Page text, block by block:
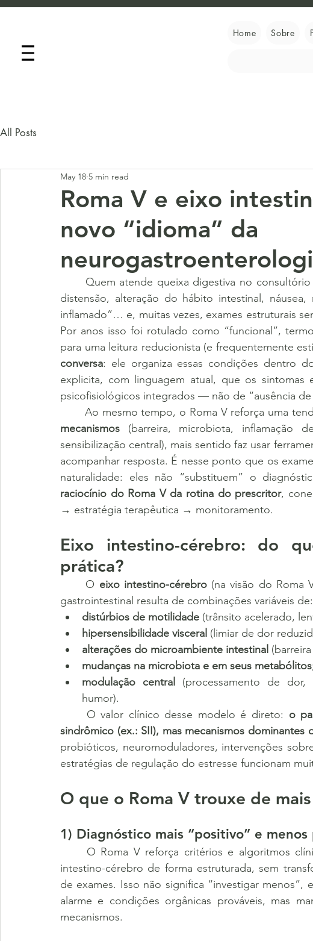
Home Sobre
All Posts
Roma V e eixo
novo “idioma” da
May 18 5 min read
distensão, alteração do hábito intestinal,
inflamado”… e, muitas vezes, exames estruturais
Por anos isso foi rotulado como “funcional”,
para uma leitura reducionista (e frequentemente
conversa: ele organiza essas condições dentro
explicita, com linguagem atual, que os sintomas
psicofisiológicos integrados — não de “ausência de
mecanismos (barreira, microbiota, inflamação
sensibilização central), mais sentido faz usar
acompanhar resposta. É nesse ponto que os
naturalidade: eles não “substituem” o
raciocínio do Roma V da rotina do prescritor,
→ estratégia terapêutica → monitoramento.
Eixo intestino-cérebro: do
prática?
	O
eixo intestino-cérebro (na visão do Roma
gastrointestinal resulta de combinações variáveis de:
distúrbios de motilidade (trânsito acelerado,
hipersensibilidade visceral (limiar de dor
alterações do microambiente intestinal
mudanças na microbiota e em seus metabólitos
modulação central
(processamento de dor,
humor).
	O valor clínico desse modelo é direto:
o
sindrômico (ex.: SII), mas mecanismos dominantes
probióticos, neuromoduladores, intervenções
estratégias de regulação do estresse funcionam
O que o Roma V trouxe de
1) Diagnóstico mais “positivo” e
intestino-cérebro de forma estruturada, sem
de exames. Isso não significa “investigar menos”,
alarme e condições orgânicas prováveis, mas
mecanismos.